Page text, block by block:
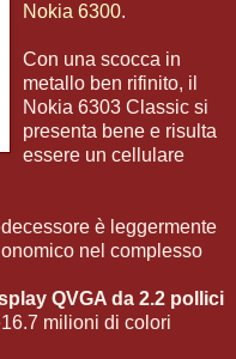
Nokia 6300.
Con una scocca in
metallo ben rifinito, il
Nokia 6303 Classic si
presenta bene e risulta
essere un cellulare
è leggermente
nel complesso
QVGA da 2.2 pollici
milioni di colori